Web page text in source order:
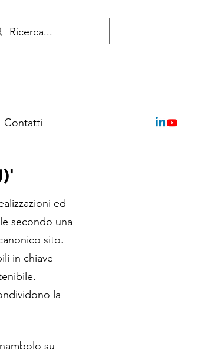
Contatti
ed
secondo una
sito.
in chiave
la
su